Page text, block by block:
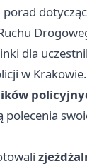
dla
w Krakowie.
polecenia